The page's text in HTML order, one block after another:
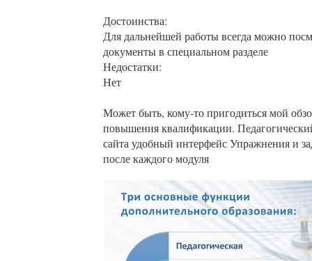
Достоинства:
Для дальнейшей работы всегда можно
документы в специальном разделе
Недостатки:
Нет
Может быть, кому-то пригодиться мой
повышения квалификации.
сайта удобный интерфейс Упражнения и
после каждого модуля